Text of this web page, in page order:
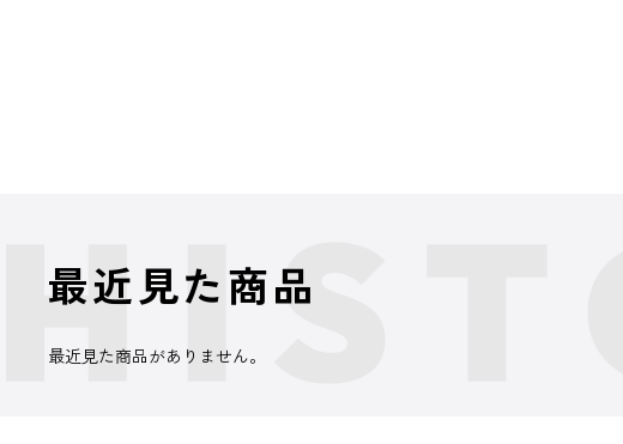
最近見た商品
最近見た商品がありません。